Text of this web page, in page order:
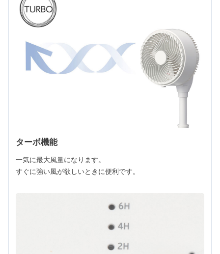
ターボ機能
一気に最大風量になります。
すぐに強い風が欲しいときに便利です。